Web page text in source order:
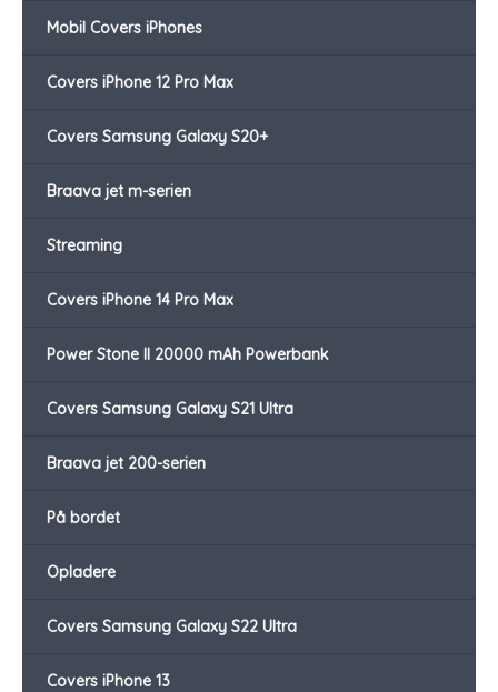
Mobil Covers iPhones
Covers iPhone 12 Pro Max
Covers Samsung Galaxy S20+
Braava jet m-serien
Streaming
Covers iPhone 14 Pro Max
Power Stone II 20000 mAh Powerbank
Covers Samsung Galaxy S21 Ultra
Braava jet 200-serien
På bordet
Opladere
Covers Samsung Galaxy S22 Ultra
Covers iPhone 13